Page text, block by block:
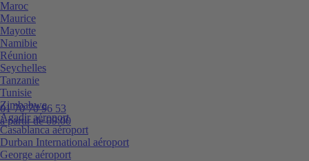
01 70 70 96 53
à partir de 09:00
Maroc
Maurice
Mayotte
Namibie
Réunion
Seychelles
Tanzanie
Tunisie
Zimbabwe
Agadir aéroport
Casablanca aéroport
Durban International aéroport
George aéroport